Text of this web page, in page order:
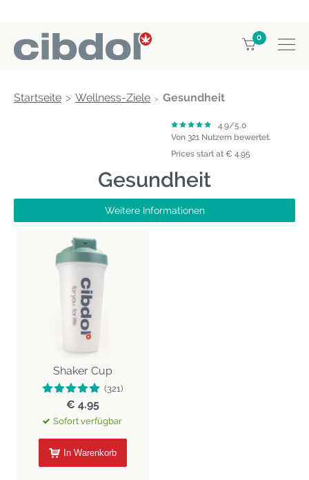
0
Startseite Wellness-Ziele Gesundheit
Gesundheit
4.9/5.0
Von 321 Nutzern bewertet.
Prices start at € 4.95
Weitere Informationen
Shaker Cup
(321)
€ 4.95
Sofort verfügbar
In Warenkorb